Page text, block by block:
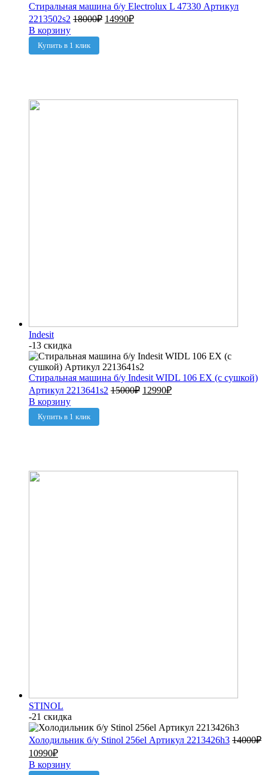
Стиральная машина б/у Electrolux L 47330 Артикул
2213502s2 18000₽ 14990₽
В корзину
Купить в 1 клик
Indesit
-13 скидка
Стиральная машина б/у Indesit WIDL 106 EX (с сушкой)
Артикул 2213641s2 15000₽ 12990₽
В корзину
Купить в 1 клик
STINOL
-21 скидка
Холодильник б/у Stinol 256el Артикул 2213426h3 14000₽
10990₽
В корзину